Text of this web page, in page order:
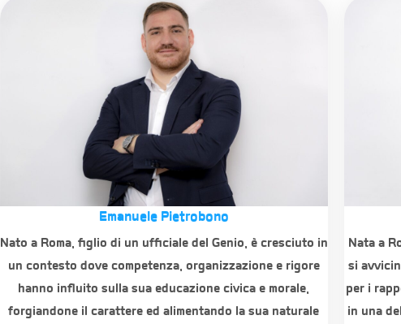
Emanuele Pietrobono
Nato a Roma, figlio di un ufficiale del Genio, è cresciuto in
un contesto dove competenza, organizzazione e rigore
hanno influito sulla sua educazione civica e morale,
forgiandone il carattere ed alimentando la sua naturale
Nata a
si
per i
in una